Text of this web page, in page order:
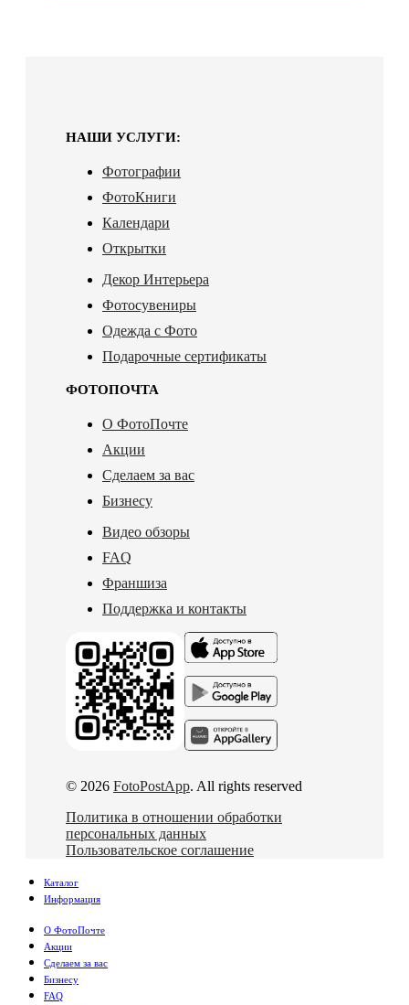
НАШИ УСЛУГИ:
Фотографии
ФотоКниги
Календари
Открытки
Декор Интерьера
Фотосувениры
Одежда с Фото
Подарочные сертификаты
ФОТОПОЧТА
О ФотоПочте
Акции
Сделаем за вас
Бизнесу
Видео обзоры
FAQ
Франшиза
Поддержка и контакты
© 2026 FotoPostApp. All rights reserved
Политика в отношении обработки
персональных данных
Пользовательское соглашение
Каталог
Информация
О ФотоПочте
Акции
Сделаем за вас
Бизнесу
FAQ